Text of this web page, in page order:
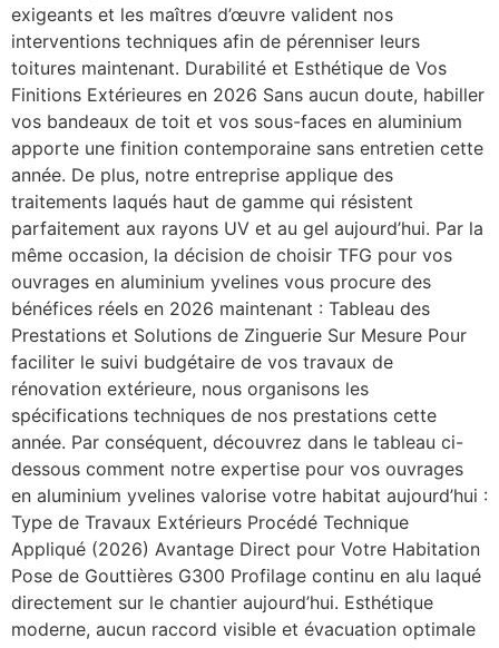
exigeants et les maîtres d’œuvre valident nos
interventions techniques afin de pérenniser leurs
toitures maintenant. Durabilité et Esthétique de Vos
Finitions Extérieures en 2026 Sans aucun doute, habiller
vos bandeaux de toit et vos sous-faces en aluminium
apporte une finition contemporaine sans entretien cette
année. De plus, notre entreprise applique des
traitements laqués haut de gamme qui résistent
parfaitement aux rayons UV et au gel aujourd’hui. Par la
même occasion, la décision de choisir TFG pour vos
ouvrages en aluminium yvelines vous procure des
bénéfices réels en 2026 maintenant : Tableau des
Prestations et Solutions de Zinguerie Sur Mesure Pour
faciliter le suivi budgétaire de vos travaux de
rénovation extérieure, nous organisons les
spécifications techniques de nos prestations cette
année. Par conséquent, découvrez dans le tableau ci-
dessous comment notre expertise pour vos ouvrages
en aluminium yvelines valorise votre habitat aujourd’hui :
Type de Travaux Extérieurs Procédé Technique
Appliqué (2026) Avantage Direct pour Votre Habitation
Pose de Gouttières G300 Profilage continu en alu laqué
directement sur le chantier aujourd’hui. Esthétique
moderne, aucun raccord visible et évacuation optimale